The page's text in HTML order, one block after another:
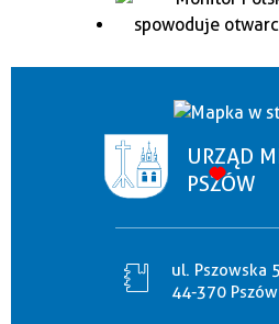
URZĄD
PSZÓW
ul. Pszowska
44-370 Pszów